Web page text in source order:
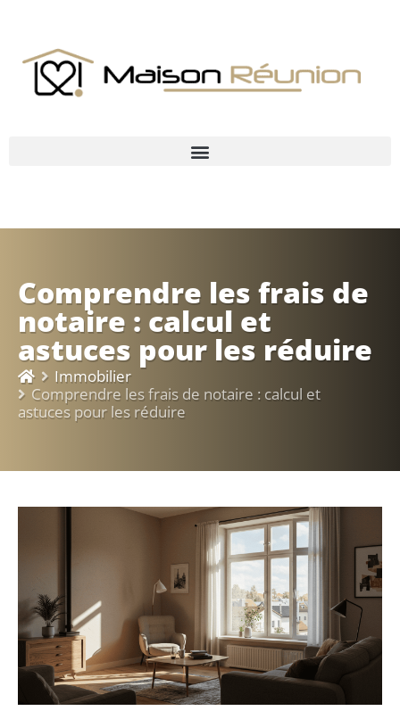
Comprendre les frais de
notaire : calcul et
astuces pour les réduire
Immobilier
Comprendre les frais de notaire : calcul et
astuces pour les réduire